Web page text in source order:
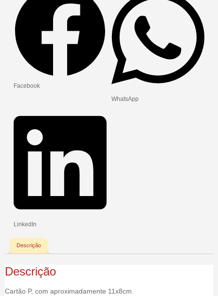
Facebook
WhatsApp
LinkedIn
Descrição
Descrição
Cartão P, com aproximadamente 11x8cm.